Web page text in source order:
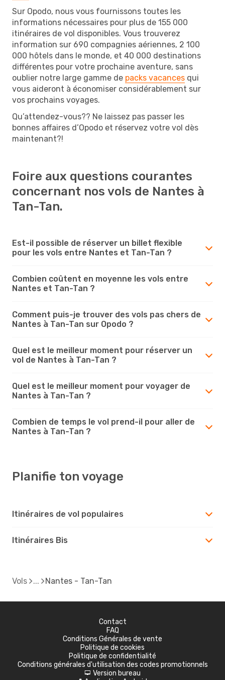
Sur Opodo, nous vous fournissons toutes les
informations nécessaires pour plus de 155 000
itinéraires de vol disponibles. Vous trouverez
information sur 690 compagnies aériennes, 2 100
000 hôtels dans le monde, et 40 000 destinations
différentes pour votre prochaine aventure, sans
oublier notre large gamme de packs vacances qui
vous aideront à économiser considérablement sur
vos prochains voyages.
Qu’attendez-vous?? Ne laissez pas passer les
bonnes affaires d’Opodo et réservez votre vol dès
maintenant?!
Foire aux questions courantes
concernant nos vols de Nantes à
Tan-Tan.
Est-il possible de réserver un billet flexible
pour les vols entre Nantes et Tan-Tan ?
Combien coûtent en moyenne les vols entre
Nantes et Tan-Tan ?
Comment puis-je trouver des vols pas chers de
Nantes à Tan-Tan sur Opodo ?
Quel est le meilleur moment pour réserver un
vol de Nantes à Tan-Tan ?
Quel est le meilleur moment pour voyager de
Nantes à Tan-Tan ?
Combien de temps le vol prend-il pour aller de
Nantes à Tan-Tan ?
Planifie ton voyage
Itinéraires de vol populaires
Itinéraires Bis
Vols Nantes - Tan-Tan
Contact
FAQ
Conditions Générales de vente
Politique de cookies
Politique de confidentialité
Conditions générales d'utilisation des codes promotionnels
d Version bureau